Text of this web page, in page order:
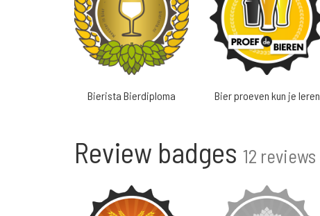
Bierista Bierdiploma Bier proeven kun je leren
Review badges 12 reviews